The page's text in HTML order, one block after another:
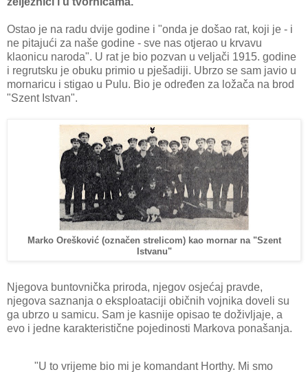
Ostao je na radu dvije godine i "onda je došao rat, koji je - i
ne pitajući za naše godine - sve nas otjerao u krvavu
klaonicu naroda". U rat je bio pozvan u veljači 1915. godine
i regrutsku je obuku primio u pješadiji. Ubrzo se sam javio u
mornaricu i stigao u Pulu. Bio je određen za ložača na brod
"Szent Istvan".
Marko Orešković (označen strelicom) kao mornar na "Szent
Istvanu"
Njegova buntovnička priroda, njegov osjećaj pravde,
njegova saznanja o eksploataciji običnih vojnika doveli su
ga ubrzo u samicu. Sam je kasnije opisao te doživljaje, a
evo i jedne karakteristične pojedinosti Markova ponašanja.
"U to vrijeme bio mi je komandant Horthy. Mi smo